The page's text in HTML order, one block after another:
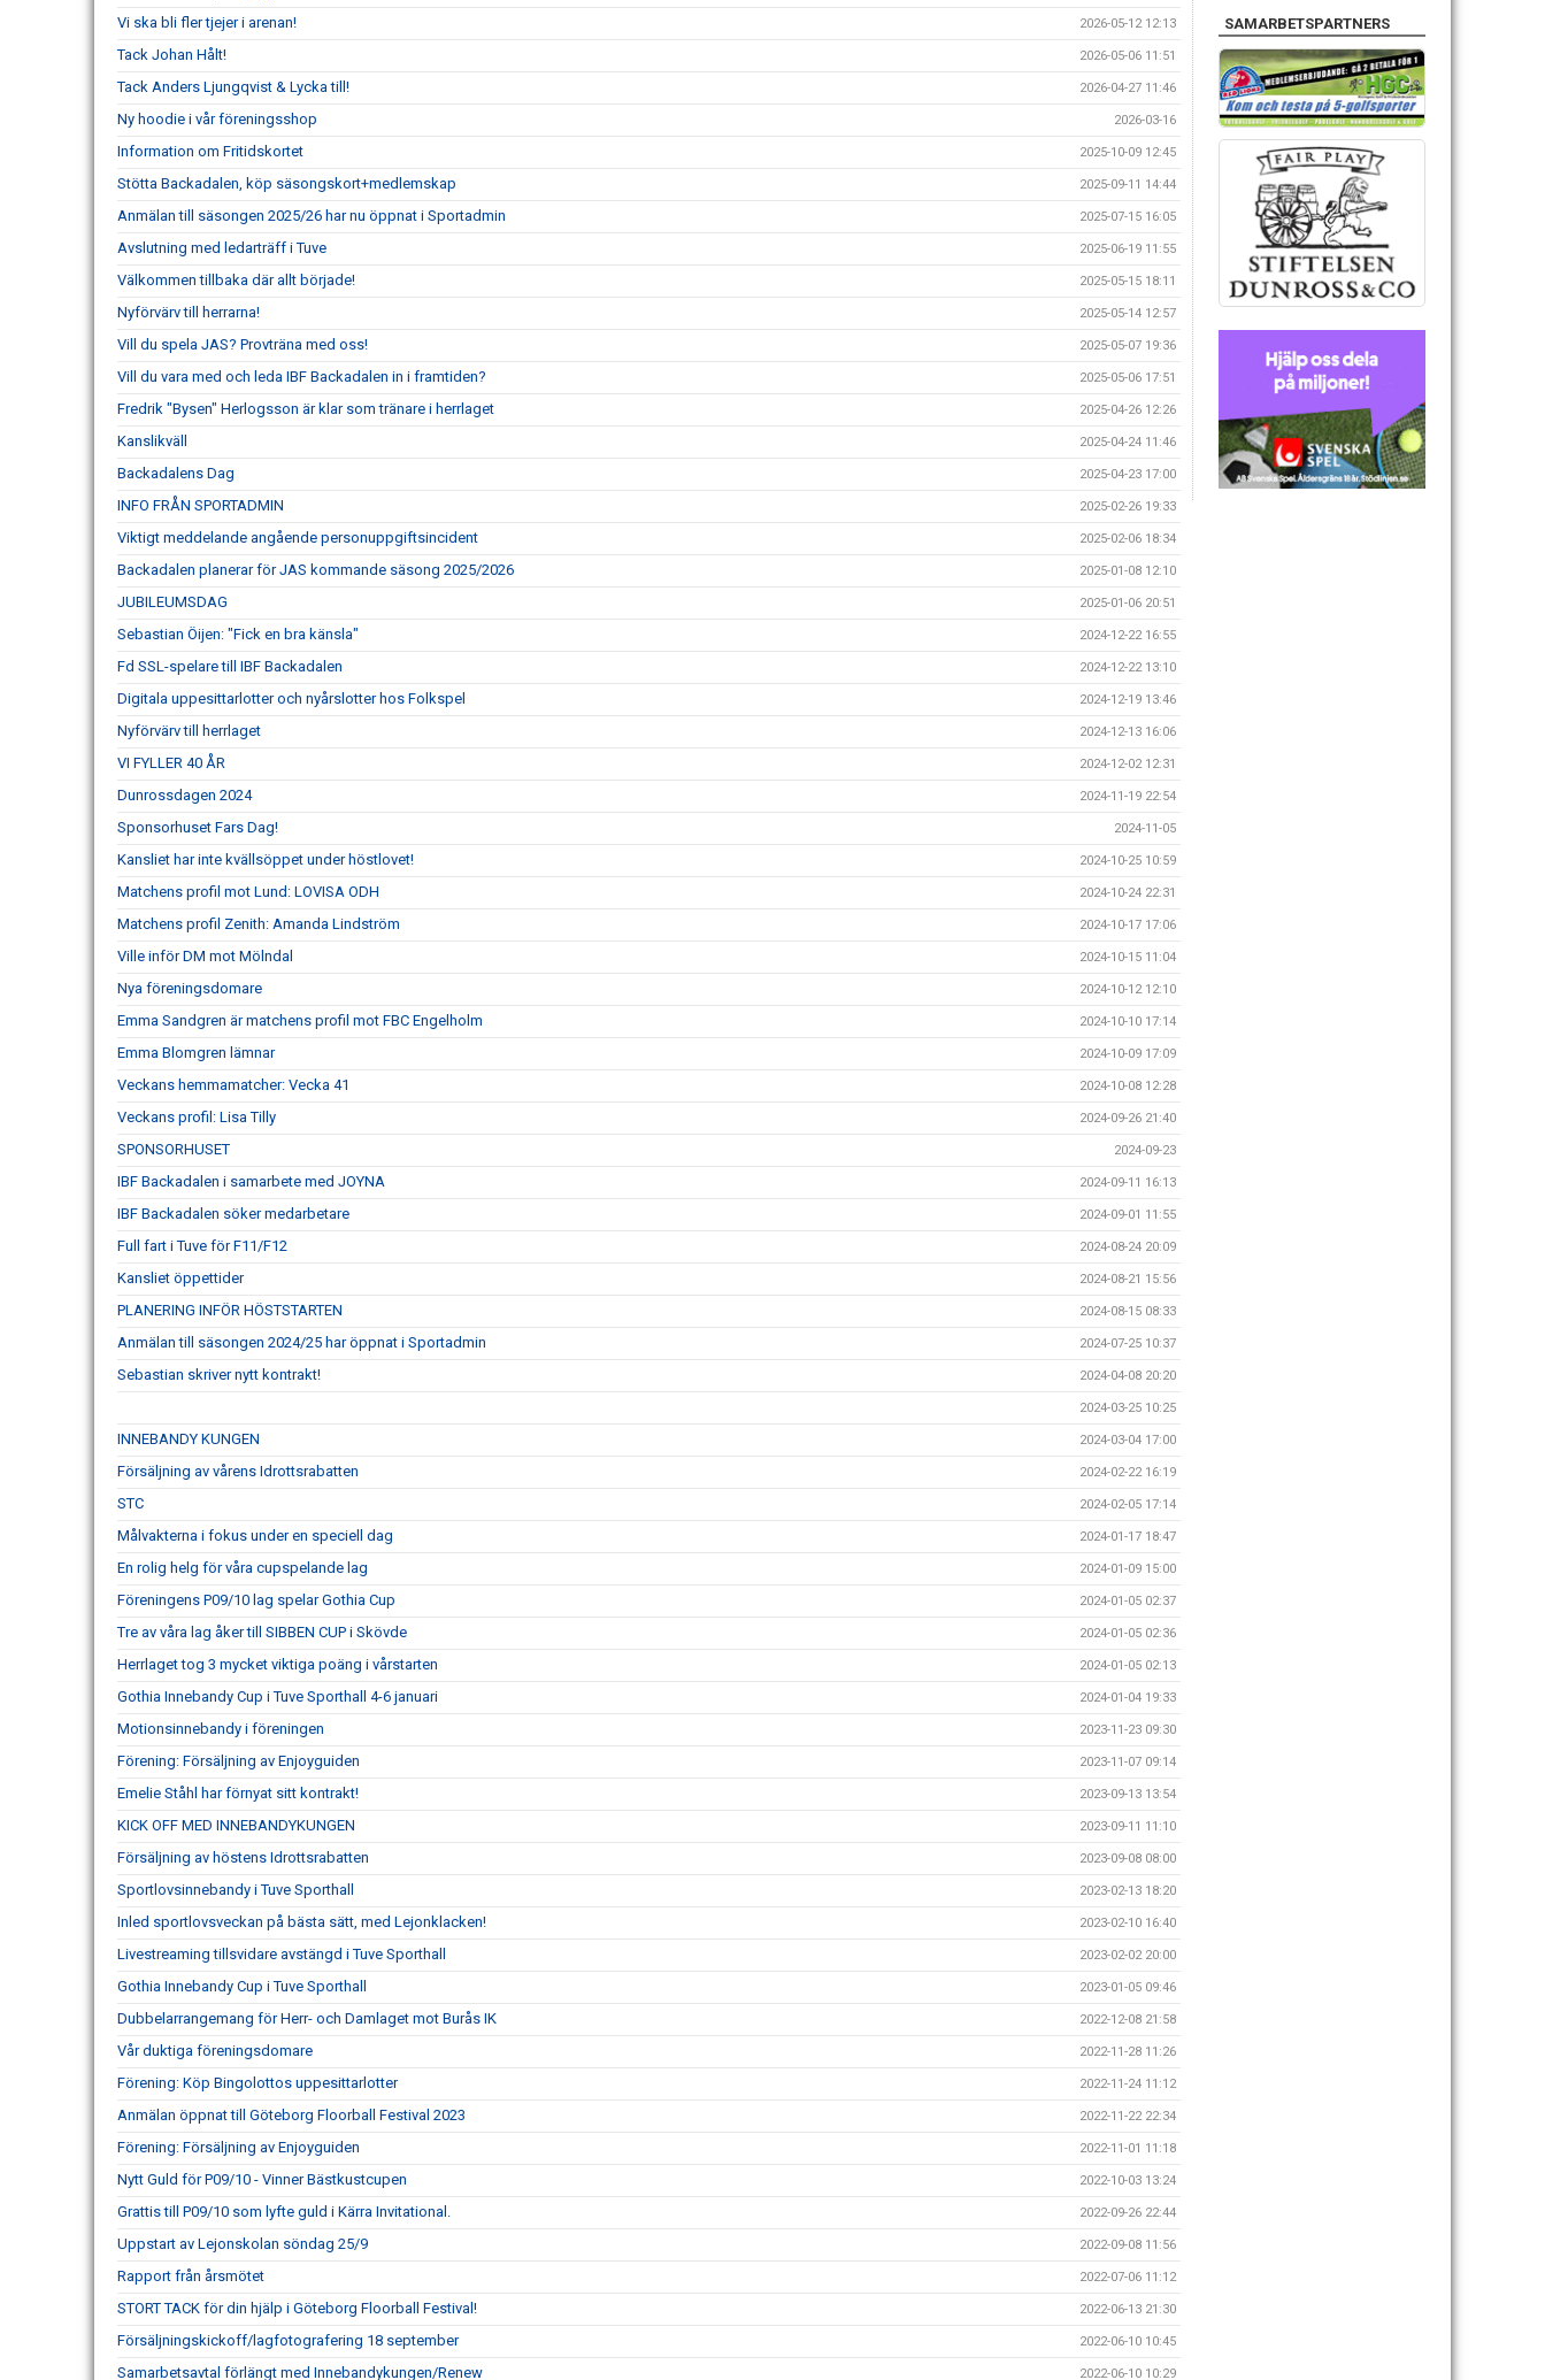
Vi ska bli fler tjejer i arenan! 2026-05-12 12:13
Tack Johan Hålt! 2026-05-06 11:51
Tack Anders Ljungqvist & Lycka till! 2026-04-27 11:46
Ny hoodie i vår föreningsshop 2026-03-16
Information om Fritidskortet 2025-10-09 12:45
Stötta Backadalen, köp säsongskort+medlemskap 2025-09-11 14:44
Anmälan till säsongen 2025/26 har nu öppnat i Sportadmin 2025-07-15 16:05
Avslutning med ledarträff i Tuve 2025-06-19 11:55
Välkommen tillbaka där allt började! 2025-05-15 18:11
Nyförvärv till herrarna! 2025-05-14 12:57
Vill du spela JAS? Provträna med oss! 2025-05-07 19:36
Vill du vara med och leda IBF Backadalen in i framtiden? 2025-05-06 17:51
Fredrik "Bysen" Herlogsson är klar som tränare i herrlaget 2025-04-26 12:26
Kanslikväll 2025-04-24 11:46
Backadalens Dag 2025-04-23 17:00
INFO FRÅN SPORTADMIN 2025-02-26 19:33
Viktigt meddelande angående personuppgiftsincident 2025-02-06 18:34
Backadalen planerar för JAS kommande säsong 2025/2026 2025-01-08 12:10
JUBILEUMSDAG 2025-01-06 20:51
Sebastian Öijen: "Fick en bra känsla" 2024-12-22 16:55
Fd SSL-spelare till IBF Backadalen 2024-12-22 13:10
Digitala uppesittarlotter och nyårslotter hos Folkspel 2024-12-19 13:46
Nyförvärv till herrlaget 2024-12-13 16:06
VI FYLLER 40 ÅR 2024-12-02 12:31
Dunrossdagen 2024 2024-11-19 22:54
Sponsorhuset Fars Dag! 2024-11-05
Kansliet har inte kvällsöppet under höstlovet! 2024-10-25 10:59
Matchens profil mot Lund: LOVISA ODH 2024-10-24 22:31
Matchens profil Zenith: Amanda Lindström 2024-10-17 17:06
Ville inför DM mot Mölndal 2024-10-15 11:04
Nya föreningsdomare 2024-10-12 12:10
Emma Sandgren är matchens profil mot FBC Engelholm 2024-10-10 17:14
Emma Blomgren lämnar 2024-10-09 17:09
Veckans hemmamatcher: Vecka 41 2024-10-08 12:28
Veckans profil: Lisa Tilly 2024-09-26 21:40
SPONSORHUSET 2024-09-23
IBF Backadalen i samarbete med JOYNA 2024-09-11 16:13
IBF Backadalen söker medarbetare 2024-09-01 11:55
Full fart i Tuve för F11/F12 2024-08-24 20:09
Kansliet öppettider 2024-08-21 15:56
PLANERING INFÖR HÖSTSTARTEN 2024-08-15 08:33
Anmälan till säsongen 2024/25 har öppnat i Sportadmin 2024-07-25 10:37
Sebastian skriver nytt kontrakt! 2024-04-08 20:20
2024-03-25 10:25
INNEBANDY KUNGEN 2024-03-04 17:00
Försäljning av vårens Idrottsrabatten 2024-02-22 16:19
STC 2024-02-05 17:14
Målvakterna i fokus under en speciell dag 2024-01-17 18:47
En rolig helg för våra cupspelande lag 2024-01-09 15:00
Föreningens P09/10 lag spelar Gothia Cup 2024-01-05 02:37
Tre av våra lag åker till SIBBEN CUP i Skövde 2024-01-05 02:36
Herrlaget tog 3 mycket viktiga poäng i vårstarten 2024-01-05 02:13
Gothia Innebandy Cup i Tuve Sporthall 4-6 januari 2024-01-04 19:33
Motionsinnebandy i föreningen 2023-11-23 09:30
Förening: Försäljning av Enjoyguiden 2023-11-07 09:14
Emelie Ståhl har förnyat sitt kontrakt! 2023-09-13 13:54
KICK OFF MED INNEBANDYKUNGEN 2023-09-11 11:10
Försäljning av höstens Idrottsrabatten 2023-09-08 08:00
Sportlovsinnebandy i Tuve Sporthall 2023-02-13 18:20
Inled sportlovsveckan på bästa sätt, med Lejonklacken! 2023-02-10 16:40
Livestreaming tillsvidare avstängd i Tuve Sporthall 2023-02-02 20:00
Gothia Innebandy Cup i Tuve Sporthall 2023-01-05 09:46
Dubbelarrangemang för Herr- och Damlaget mot Burås IK 2022-12-08 21:58
Vår duktiga föreningsdomare 2022-11-28 11:26
Förening: Köp Bingolottos uppesittarlotter 2022-11-24 11:12
Anmälan öppnat till Göteborg Floorball Festival 2023 2022-11-22 22:34
Förening: Försäljning av Enjoyguiden 2022-11-01 11:18
Nytt Guld för P09/10 - Vinner Bästkustcupen 2022-10-03 13:24
Grattis till P09/10 som lyfte guld i Kärra Invitational. 2022-09-26 22:44
Uppstart av Lejonskolan söndag 25/9 2022-09-08 11:56
Rapport från årsmötet 2022-07-06 11:12
STORT TACK för din hjälp i Göteborg Floorball Festival! 2022-06-13 21:30
Försäljningskickoff/lagfotografering 18 september 2022-06-10 10:45
Samarbetsavtal förlängt med Innebandykungen/Renew 2022-06-10 10:29
SAMARBETSPARTNERS